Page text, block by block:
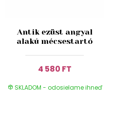
Antik ezüst angyal
alakú mécsestartó
4 580 FT
SKLADOM - odosielame ihneď